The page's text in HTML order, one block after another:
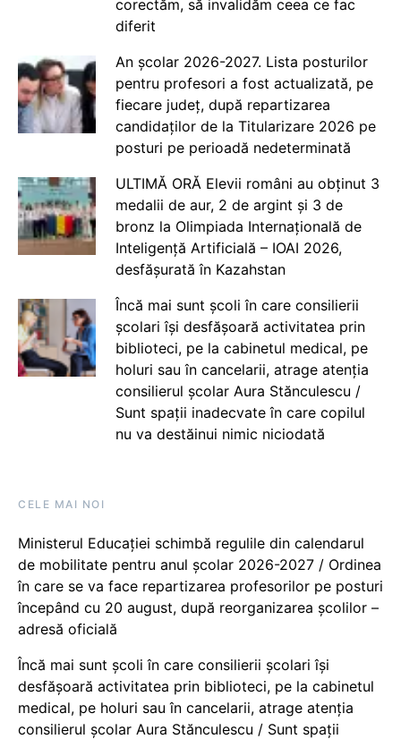
corectăm, să invalidăm ceea ce fac
diferit
An școlar 2026-2027. Lista posturilor
pentru profesori a fost actualizată, pe
fiecare județ, după repartizarea
candidaților de la Titularizare 2026 pe
posturi pe perioadă nedeterminată
ULTIMĂ ORĂ Elevii români au obținut 3
medalii de aur, 2 de argint și 3 de
bronz la Olimpiada Internațională de
Inteligență Artificială – IOAI 2026,
desfășurată în Kazahstan
Încă mai sunt școli în care consilierii
școlari își desfășoară activitatea prin
biblioteci, pe la cabinetul medical, pe
holuri sau în cancelarii, atrage atenția
consilierul școlar Aura Stănculescu /
Sunt spații inadecvate în care copilul
nu va destăinui nimic niciodată
CELE MAI NOI
Ministerul Educației schimbă regulile din calendarul
de mobilitate pentru anul școlar 2026-2027 / Ordinea
în care se va face repartizarea profesorilor pe posturi
începând cu 20 august, după reorganizarea școlilor –
adresă oficială
Încă mai sunt școli în care consilierii școlari își
desfășoară activitatea prin biblioteci, pe la cabinetul
medical, pe holuri sau în cancelarii, atrage atenția
consilierul școlar Aura Stănculescu / Sunt spații